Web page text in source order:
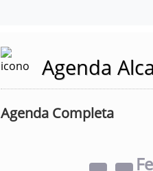
Agenda
Agenda Completa